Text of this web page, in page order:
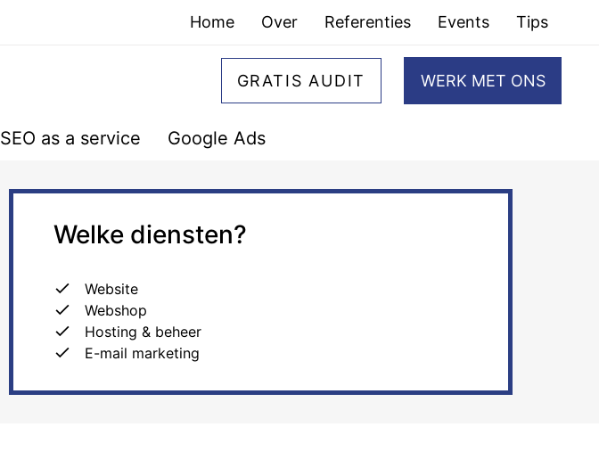
Home Over Referenties Events Tips
GRATIS AUDIT WERK MET ONS
SEO as a service Google Ads
Welke diensten?
Website
Webshop
Hosting & beheer
E-mail marketing